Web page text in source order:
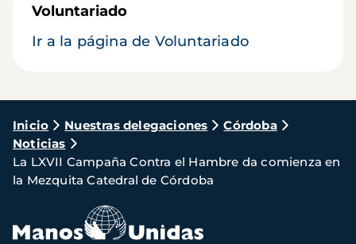
Voluntariado
Ir a la página de Voluntariado
Ruta
de
navegación
Inicio Nuestras delegaciones
Córdoba
Noticias
La LXVII Campaña Contra el Hambre da comienza en
la Mezquita Catedral de Córdoba